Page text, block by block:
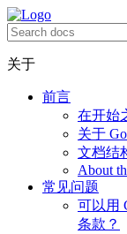
关于
前言
在开始
关于
文档结
About
常见问题
可以用
条款？